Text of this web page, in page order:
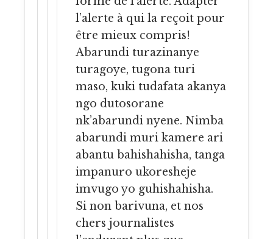
l’alerte à qui la reçoit pour
être mieux compris!
Abarundi turazinanye
turagoye, tugona turi
maso, kuki tudafata akanya
ngo dutosorane
nk’abarundi nyene. Nimba
abarundi muri kamere ari
abantu bahishahisha, tanga
impanuro ukoresheje
imvugo yo guhishahisha.
Si non barivuna, et nos
chers journalistes